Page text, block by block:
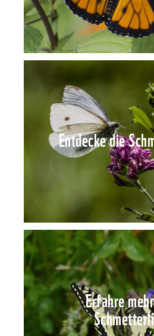
Entdecke die
Erfahre